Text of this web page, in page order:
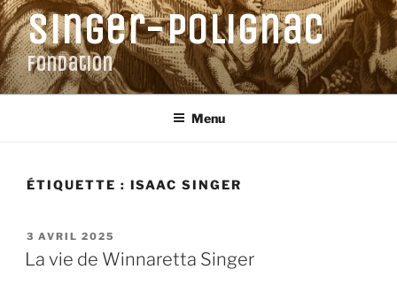
Aller
au
contenu
principal
Singer-Polignac
Fondation
Menu
ÉTIQUETTE : ISAAC SINGER
PUBLIÉ
LE
3 AVRIL 2025
La vie de Winnaretta Singer